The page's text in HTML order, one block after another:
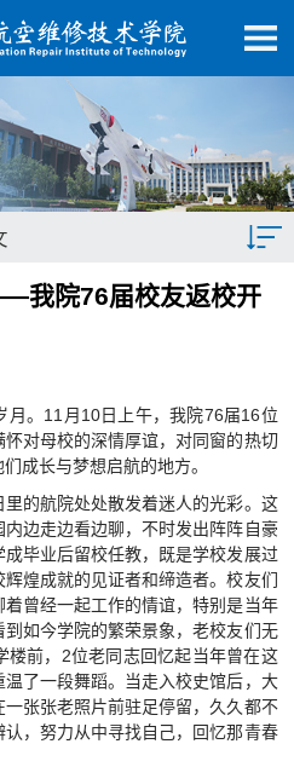
合要闻
体航院
菁校园
子风采
频航院
精神万里行
我院76届校友返校开
月。11月10日上午，我院76届16位
对母校的深情厚谊，对同窗的热切
成长与梦想启航的地方。
的航院处处散发着迷人的光彩。这
边走边看边聊，不时发出阵阵自豪
毕业后留校任教，既是学校发展过
煌成就的见证者和缔造者。校友们
曾经一起工作的情谊，特别是当年
如今学院的繁荣景象，老校友们无
楼前，2位老同志回忆起当年曾在这
了一段舞蹈。当走入校史馆后，大
张张老照片前驻足停留，久久都不
，努力从中寻找自己，回忆那青春